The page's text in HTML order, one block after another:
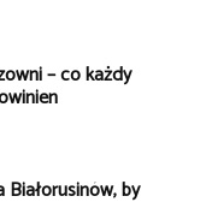
– co każdy
by